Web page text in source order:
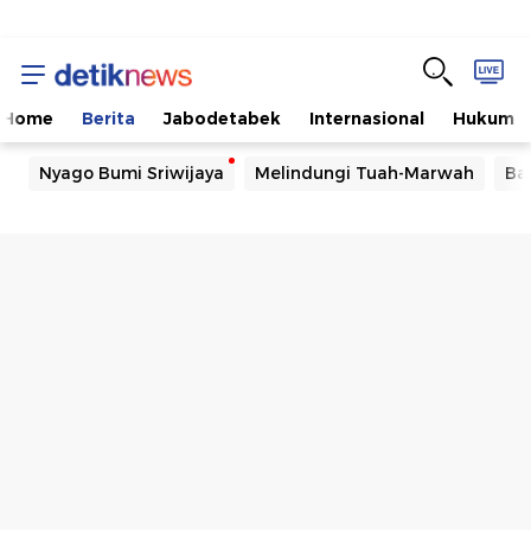
Home Berita Jabodetabek Internasional Hukum
Nyago Bumi Sriwijaya Melindungi Tuah-Marwah